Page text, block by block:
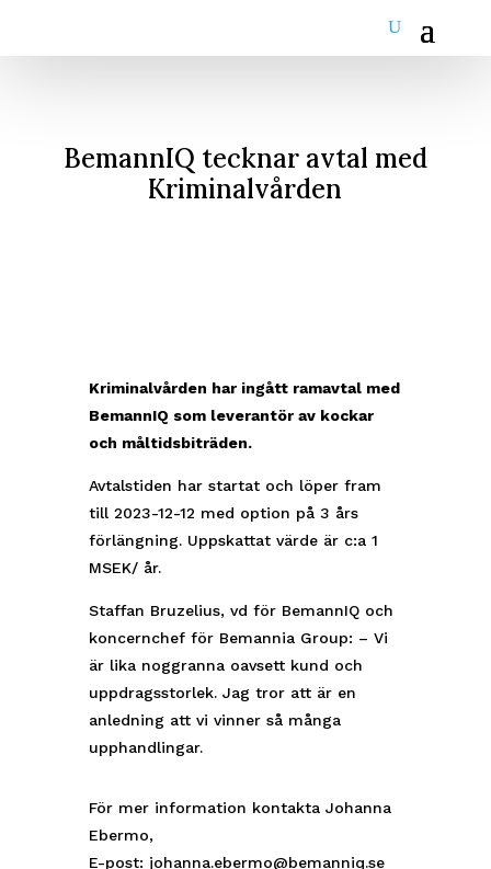
BemannIQ tecknar avtal med
Kriminalvården
Kriminalvården har ingått ramavtal med
BemannIQ som leverantör av kockar
och måltidsbiträden.
Avtalstiden har startat och löper fram
till 2023-12-12 med option på 3 års
förlängning. Uppskattat värde är c:a 1
MSEK/ år.
Staffan Bruzelius, vd för BemannIQ och
koncernchef för Bemannia Group: – Vi
är lika noggranna oavsett kund och
uppdragsstorlek. Jag tror att är en
anledning att vi vinner så många
upphandlingar.
För mer information kontakta Johanna
Ebermo,
E-post: johanna.ebermo@bemanniq.se